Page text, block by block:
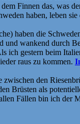
Finnen das, was
haben, leben
haben die
wankend durch
gestern beim
raus zu kommen.
den
Brüsten als
Fällen bin ich der